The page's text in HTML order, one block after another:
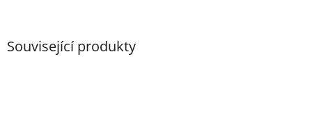
Související produkty